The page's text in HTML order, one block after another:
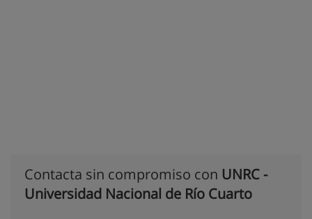
Contacta sin compromiso con UNRC -
Universidad Nacional de Río Cuarto